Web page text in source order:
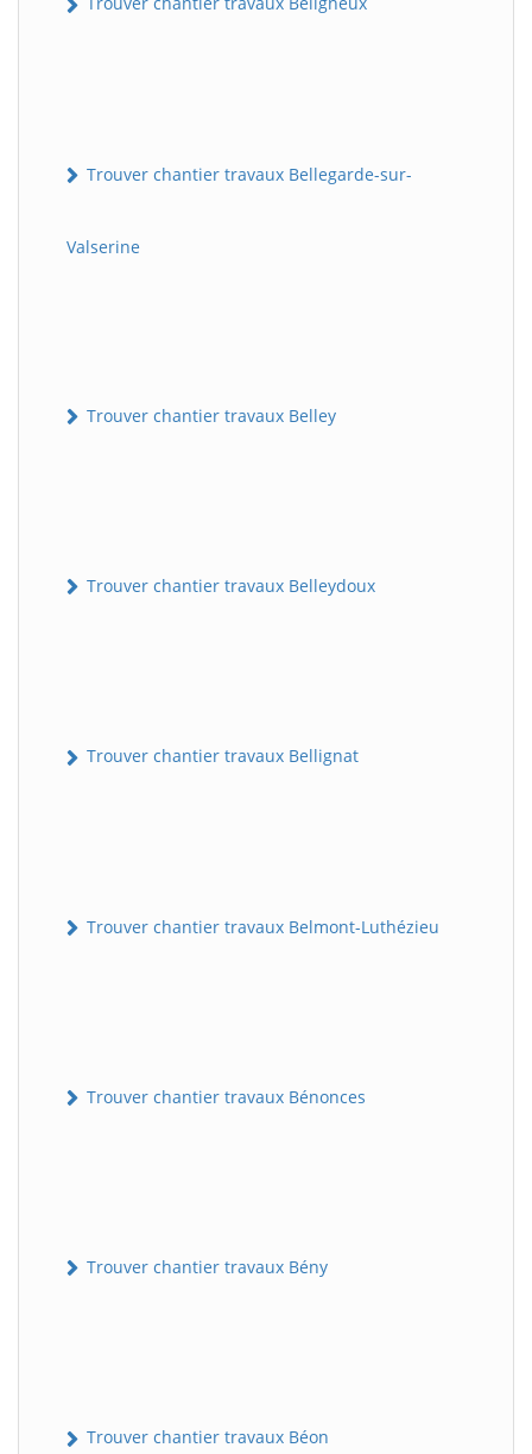
Trouver chantier travaux Bellegarde-sur-
Valserine
Trouver chantier travaux Belley
Trouver chantier travaux Belleydoux
Trouver chantier travaux Bellignat
Trouver chantier travaux Belmont-Luthézieu
Trouver chantier travaux Bénonces
Trouver chantier travaux Bény
Trouver chantier travaux Béon